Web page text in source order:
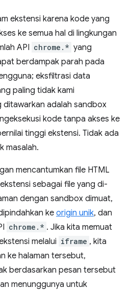
ekstensi karena kode yang
ke semua hal di lingkungan
API chrome.* yang
berdampak parah pada
eksfiltrasi data
paling tidak kami
ditawarkan adalah sandbox
kode tanpa akses ke
tinggi ekstensi. Tidak ada
masalah.
mencantumkan file HTML
sebagai file yang di-
dengan sandbox dimuat,
ke origin unik, dan
chrome.* . Jika kita memuat
melalui iframe , kita
ke halaman tersebut,
berdasarkan pesan tersebut
menunggunya untuk